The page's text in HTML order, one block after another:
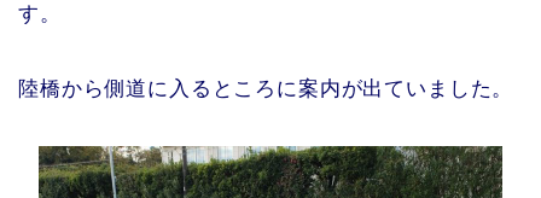
す。
陸橋から側道に入るところに案内が出ていました。